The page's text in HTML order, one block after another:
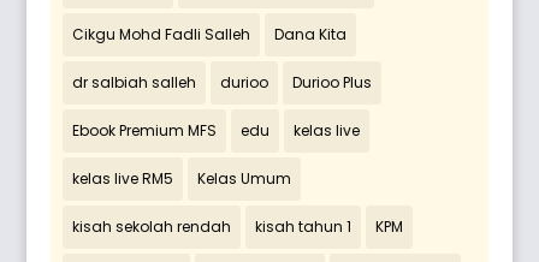
Cikgu Mohd Fadli Salleh Dana Kita
dr salbiah salleh durioo Durioo Plus
Ebook Premium MFS edu kelas live
kelas live RM5 Kelas Umum
kisah sekolah rendah kisah tahun 1 KPM